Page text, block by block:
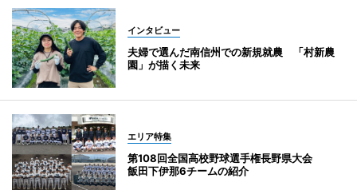
インタビュー
夫婦で選んだ南信州での新規就農 「村新農
園」が描く未来
エリア特集
第108回全国高校野球選手権長野県大会
飯田下伊那6チームの紹介